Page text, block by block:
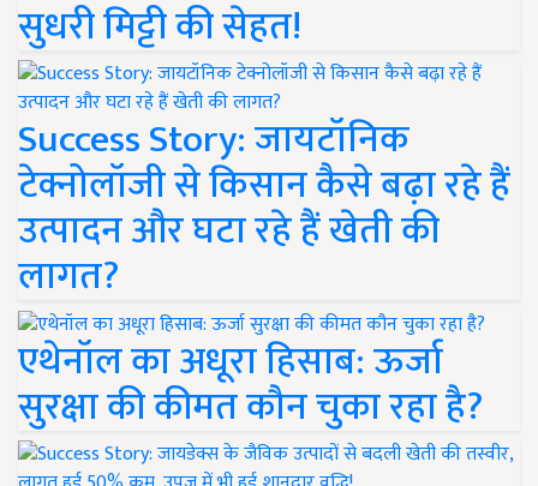
सुधरी मिट्टी की सेहत!
Success Story: जायटॉनिक
टेक्नोलॉजी से किसान कैसे बढ़ा रहे हैं
उत्पादन और घटा रहे हैं खेती की
लागत?
एथेनॉल का अधूरा हिसाब: ऊर्जा
सुरक्षा की कीमत कौन चुका रहा है?